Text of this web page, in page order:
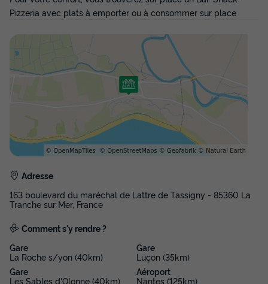
Meilleur prix pour 7 nuits
335 €
Voir les disponibilités
Mobilhome 4 personnes - CONFORT 2
CHAMBRES
29m² 4
Terrasse semi-couverte Accès wifi
Animaux autorisés *
Cafetière
Pizzeria avec plats à emporter ou à consommer sur place
Adresse
163 boulevard du maréchal de Lattre de Tassigny - 85360 La
Tranche sur Mer, France
Comment s'y rendre ?
Gare
La Roche s/yon (40km)
Gare
Luçon (35km)
Gare
Les Sables d'Olonne (40km)
Aéroport
Nantes (125km)